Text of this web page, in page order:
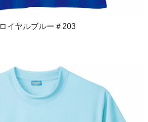
ロイヤルブルー＃203